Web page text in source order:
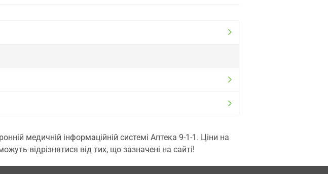
медичній інформаційній системі Аптека 9-1-1. Ціни на
відрізнятися від тих, що зазначені на сайті!